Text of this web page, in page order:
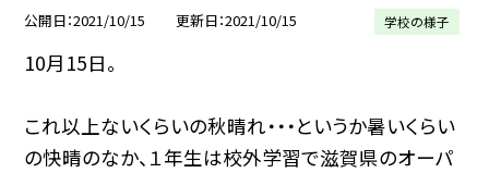
公開日 2021/10/15 更新日 2021/10/15 学校の様子
10月15日。
これ以上ないくらいの秋晴れ・・・というか暑いくらい
の快晴のなか、１年生は校外学習で滋賀県のオーパ